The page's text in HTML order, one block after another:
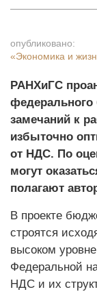
опубликовано:
«Экономика и
РАНХиГС
замечаний к
избыточно
от НДС. По
могут
полагают
В проекте
строятся
высоком
Федеральной
НДС и их